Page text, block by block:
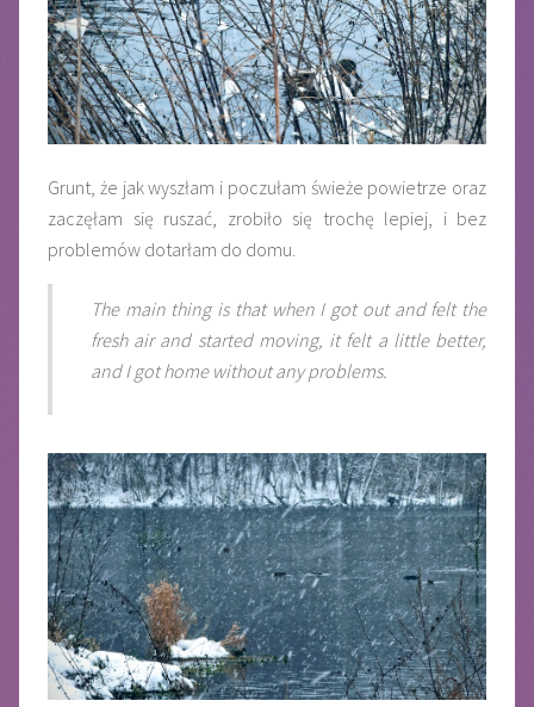
Grunt, że jak wyszłam i poczułam świeże powietrze oraz
zaczęłam się ruszać, zrobiło się trochę lepiej, i bez
problemów dotarłam do domu.
The main thing is that when I got out and felt the
fresh air and started moving, it felt a little better,
and I got home without any problems.